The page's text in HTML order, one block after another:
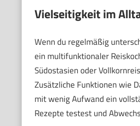
Vielseitigkeit im
Wenn du regelmäßig
ein multifunktionaler
Südostasien oder
Zusätzliche Funktionen wie
mit wenig Aufwand ein
Rezepte testest und